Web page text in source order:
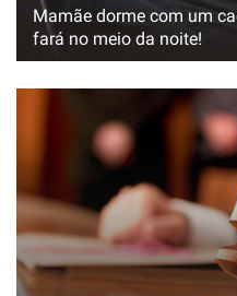
Mamãe dorme com um
fará no meio da noite!